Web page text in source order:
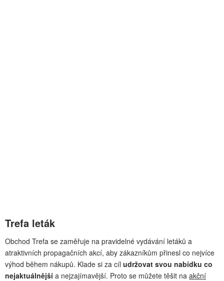
Trefa leták
Obchod Trefa se zaměřuje na pravidelné vydávání letáků a
atraktivních propagačních akcí, aby zákazníkům přinesl co nejvíce
výhod během nákupů. Klade si za cíl udržovat svou nabídku co
nejaktuálnější a nejzajímavější. Proto se můžete těšit na akční